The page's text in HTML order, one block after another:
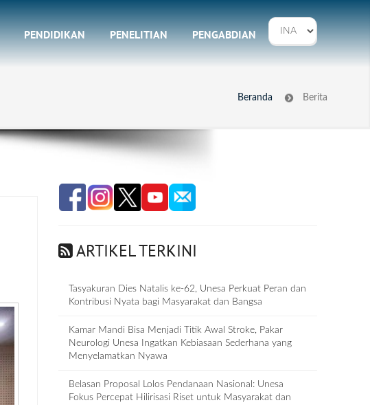
PENDIDIKAN PENELITIAN PENGABDIAN
Beranda Berita
ARTIKEL TERKINI
Tasyakuran Dies Natalis ke-62, Unesa Perkuat Peran dan
Kontribusi Nyata bagi Masyarakat dan Bangsa
Kamar Mandi Bisa Menjadi Titik Awal Stroke, Pakar
Neurologi Unesa Ingatkan Kebiasaan Sederhana yang
Menyelamatkan Nyawa
Belasan Proposal Lolos Pendanaan Nasional: Unesa
Fokus Percepat Hilirisasi Riset untuk Masyarakat dan